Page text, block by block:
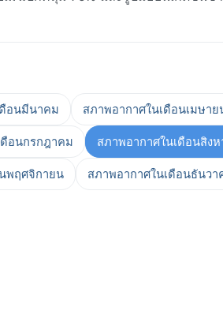
อนมีนาคม สภาพอากาศในเดือนเมษาย
อนกรกฎาคม สภาพอากาศในเดือนสิง
พฤศจิกายน สภาพอากาศในเดือนธันวา